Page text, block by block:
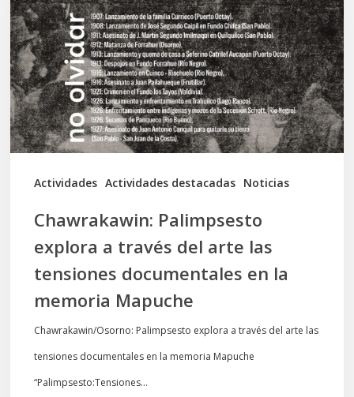
Actividades Actividades destacadas Noticias
a
través
del
arte
las
tensiones
documentales
memoria
Mapuche
Chawrakawin: Palimpsesto
explora a través del arte las
tensiones documentales en la
memoria Mapuche
Chawrakawin/Osorno: Palimpsesto explora a través del arte las
tensiones documentales en la memoria Mapuche
“Palimpsesto:Tensiones…